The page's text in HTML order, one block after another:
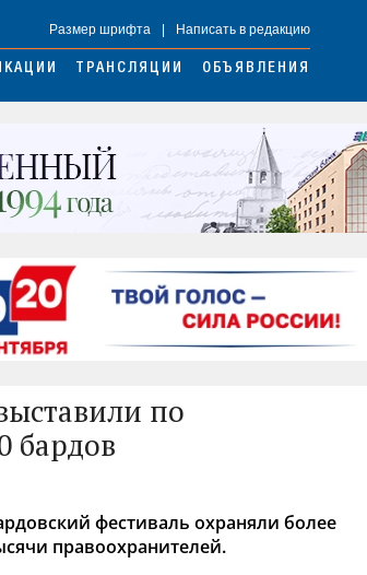
Размер шрифта Написать в редакцию
ТРАНСЛЯЦИИ ОБЪЯВЛЕНИЯ
по
бардов
фестиваль охраняли более
правоохранителей.